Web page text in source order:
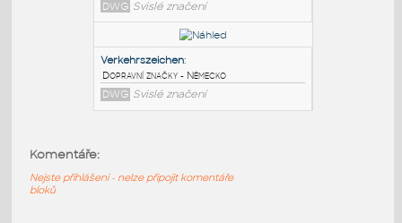
ALL ROAD SIGNS:
Dopravní značky
DWG Svislé značení
DOT
Komentáře:
Nejste přihlášeni - nelze připojit komentáře
bloků